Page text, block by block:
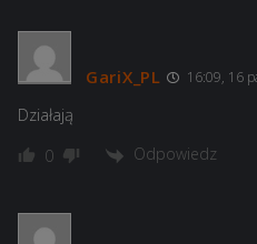
GariX_PL 16:09, 16
Działają
0 Odpowiedz